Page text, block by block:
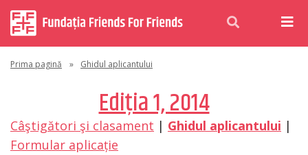
Prima pagină » Ghidul aplicantului
Ediţia 1, 2014
Câştigători şi clasament | Ghidul aplicantului |
Formular aplicație